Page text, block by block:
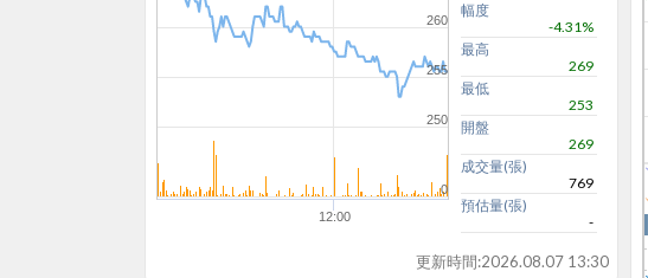
12:00
250
255
260
0
幅度
-4.31%
最高
269
最低
253
開盤
269
成交量(張)
769
預估量(張)
-
更新時間:2026.08.07 13:30